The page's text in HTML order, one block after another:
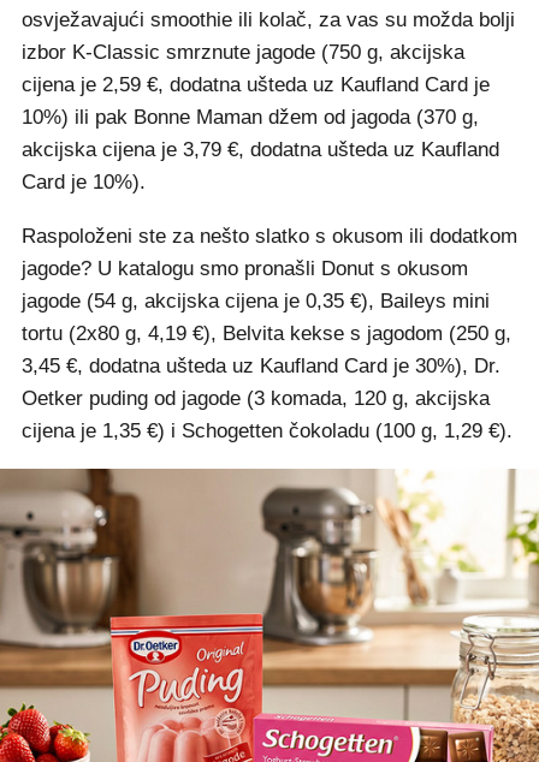
osvježavajući smoothie ili kolač, za vas su možda bolji
izbor K-Classic smrznute jagode (750 g, akcijska
cijena je 2,59 €, dodatna ušteda uz Kaufland Card je
10%) ili pak Bonne Maman džem od jagoda (370 g,
akcijska cijena je 3,79 €, dodatna ušteda uz Kaufland
Card je 10%).
Raspoloženi ste za nešto slatko s okusom ili dodatkom
jagode? U katalogu smo pronašli Donut s okusom
jagode (54 g, akcijska cijena je 0,35 €), Baileys mini
tortu (2x80 g, 4,19 €), Belvita kekse s jagodom (250 g,
3,45 €, dodatna ušteda uz Kaufland Card je 30%), Dr.
Oetker puding od jagode (3 komada, 120 g, akcijska
cijena je 1,35 €) i Schogetten čokoladu (100 g, 1,29 €).